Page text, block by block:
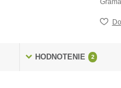
HODNOTENIE 2